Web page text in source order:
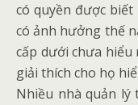
có quyền được
có ảnh hưởng thế
cấp dưới chưa
giải thích cho họ
Nhiều nhà quản